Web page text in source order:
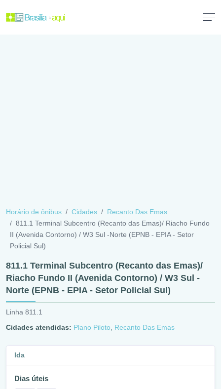
Horário de ônibus Cidades
Recanto Das Emas
811.1 Terminal Subcentro (Recanto das Emas)/ Riacho Fundo
II (Avenida Contorno) / W3 Sul -Norte (EPNB - EPIA - Setor
Policial Sul)
811.1 Terminal Subcentro (Recanto das Emas)/
Riacho Fundo II (Avenida Contorno) / W3 Sul -
Norte (EPNB - EPIA - Setor Policial Sul)
Linha 811.1
Cidades atendidas: Plano Piloto Recanto Das Emas
Ida
Dias úteis